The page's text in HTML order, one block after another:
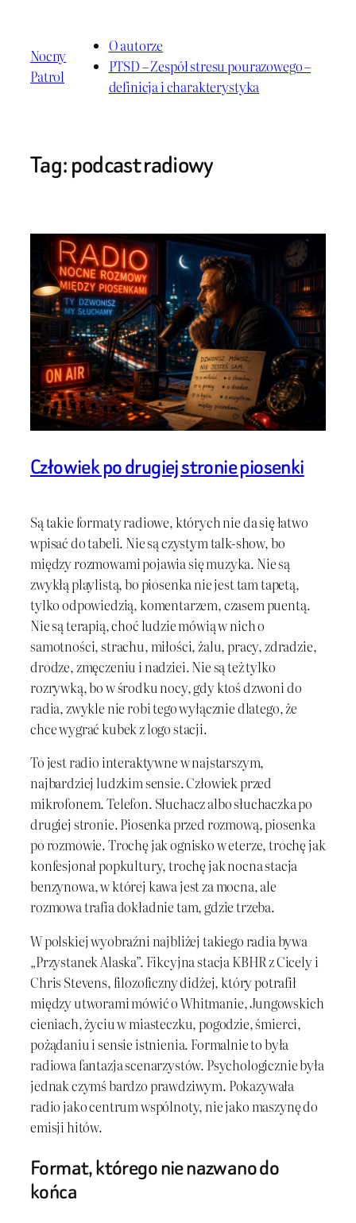
treściNocny
Patrol
O autorze
PTSD – Zespół stresu pourazowego –
definicja i charakterystyka
Tag:podcast radiowy
Człowiek po drugiej stronie piosenki
Są takie formaty radiowe, których nie da się łatwo
wpisać do tabeli. Nie są czystym talk-show, bo
między rozmowami pojawia się muzyka. Nie są
zwykłą playlistą, bo piosenka nie jest tam tapetą,
tylko odpowiedzią, komentarzem, czasem puentą.
Nie są terapią, choć ludzie mówią w nich o
samotności, strachu, miłości, żalu, pracy, zdradzie,
drodze, zmęczeniu i nadziei. Nie są też tylko
rozrywką, bo w środku nocy, gdy ktoś dzwoni do
radia, zwykle nie robi tego wyłącznie dlatego, że
chce wygrać kubek z logo stacji.
To jest radio interaktywne w najstarszym,
najbardziej ludzkim sensie. Człowiek przed
mikrofonem. Telefon. Słuchacz albo słuchaczka po
drugiej stronie. Piosenka przed rozmową, piosenka
po rozmowie. Trochę jak ognisko w eterze, trochę jak
konfesjonał popkultury, trochę jak nocna stacja
benzynowa, w której kawa jest za mocna, ale
rozmowa trafia dokładnie tam, gdzie trzeba.
W polskiej wyobraźni najbliżej takiego radia bywa
„Przystanek Alaska”. Fikcyjna stacja KBHR z Cicely i
Chris Stevens, filozoficzny didżej, który potrafił
między utworami mówić o Whitmanie, Jungowskich
cieniach, życiu w miasteczku, pogodzie, śmierci,
pożądaniu i sensie istnienia. Formalnie to była
radiowa fantazja scenarzystów. Psychologicznie była
jednak czymś bardzo prawdziwym. Pokazywała
radio jako centrum wspólnoty, nie jako maszynę do
emisji hitów.
Format, którego nie nazwano do
końca